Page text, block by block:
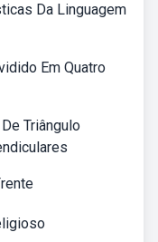
Da Linguagem
Em Quatro
Triângulo